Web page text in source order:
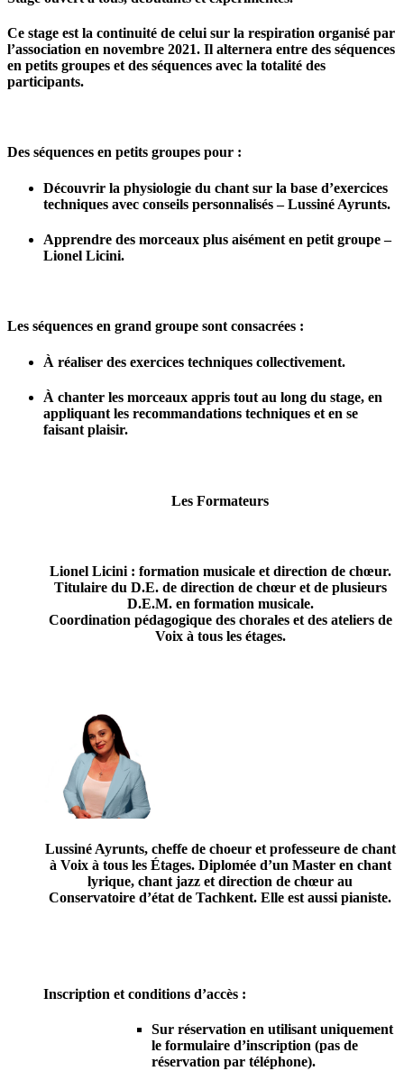
Ce stage est la continuité de celui sur la respiration organisé par
l’association en novembre 2021. Il alternera entre des séquences
en petits groupes et des séquences avec la totalité des
participants.
Des séquences en petits groupes pour :
Découvrir la physiologie du chant sur la base d’exercices
techniques avec conseils personnalisés – Lussiné Ayrunts.
Apprendre des morceaux plus aisément en petit groupe –
Lionel Licini.
Les séquences en grand groupe sont consacrées :
À réaliser des exercices techniques collectivement.
À chanter les morceaux appris tout au long du stage, en
appliquant les recommandations techniques et en se
faisant plaisir.
Les Formateurs
Lionel Licini : formation musicale et direction de chœur.
Titulaire du D.E. de direction de chœur et de plusieurs
D.E.M. en formation musicale.
Coordination pédagogique des chorales et des ateliers de
Voix à tous les étages.
Lussiné Ayrunts, cheffe de choeur et professeure de chant
à Voix à tous les Étages. Diplomée d’un Master en chant
lyrique, chant jazz et direction de chœur au
Conservatoire d’état de Tachkent. Elle est aussi pianiste.
Inscription et conditions d’accès :
Sur réservation en utilisantuniquement
le formulaire d’inscription (pas de
réservation par téléphone).